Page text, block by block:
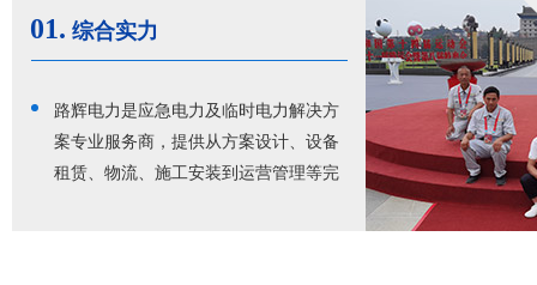
01. 综合实力
路辉电力是应急电力及临时电力解决方
案专业服务商，提供从方案设计、设备
租赁、物流、施工安装到运营管理等完